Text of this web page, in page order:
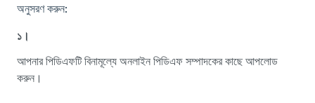
অনুসরণ করুন:
১।
আপনার পিডিএফটি বিনামূল্যে অনলাইন পিডিএফ সম্পাদকের কাছে আপলোড
করুন।